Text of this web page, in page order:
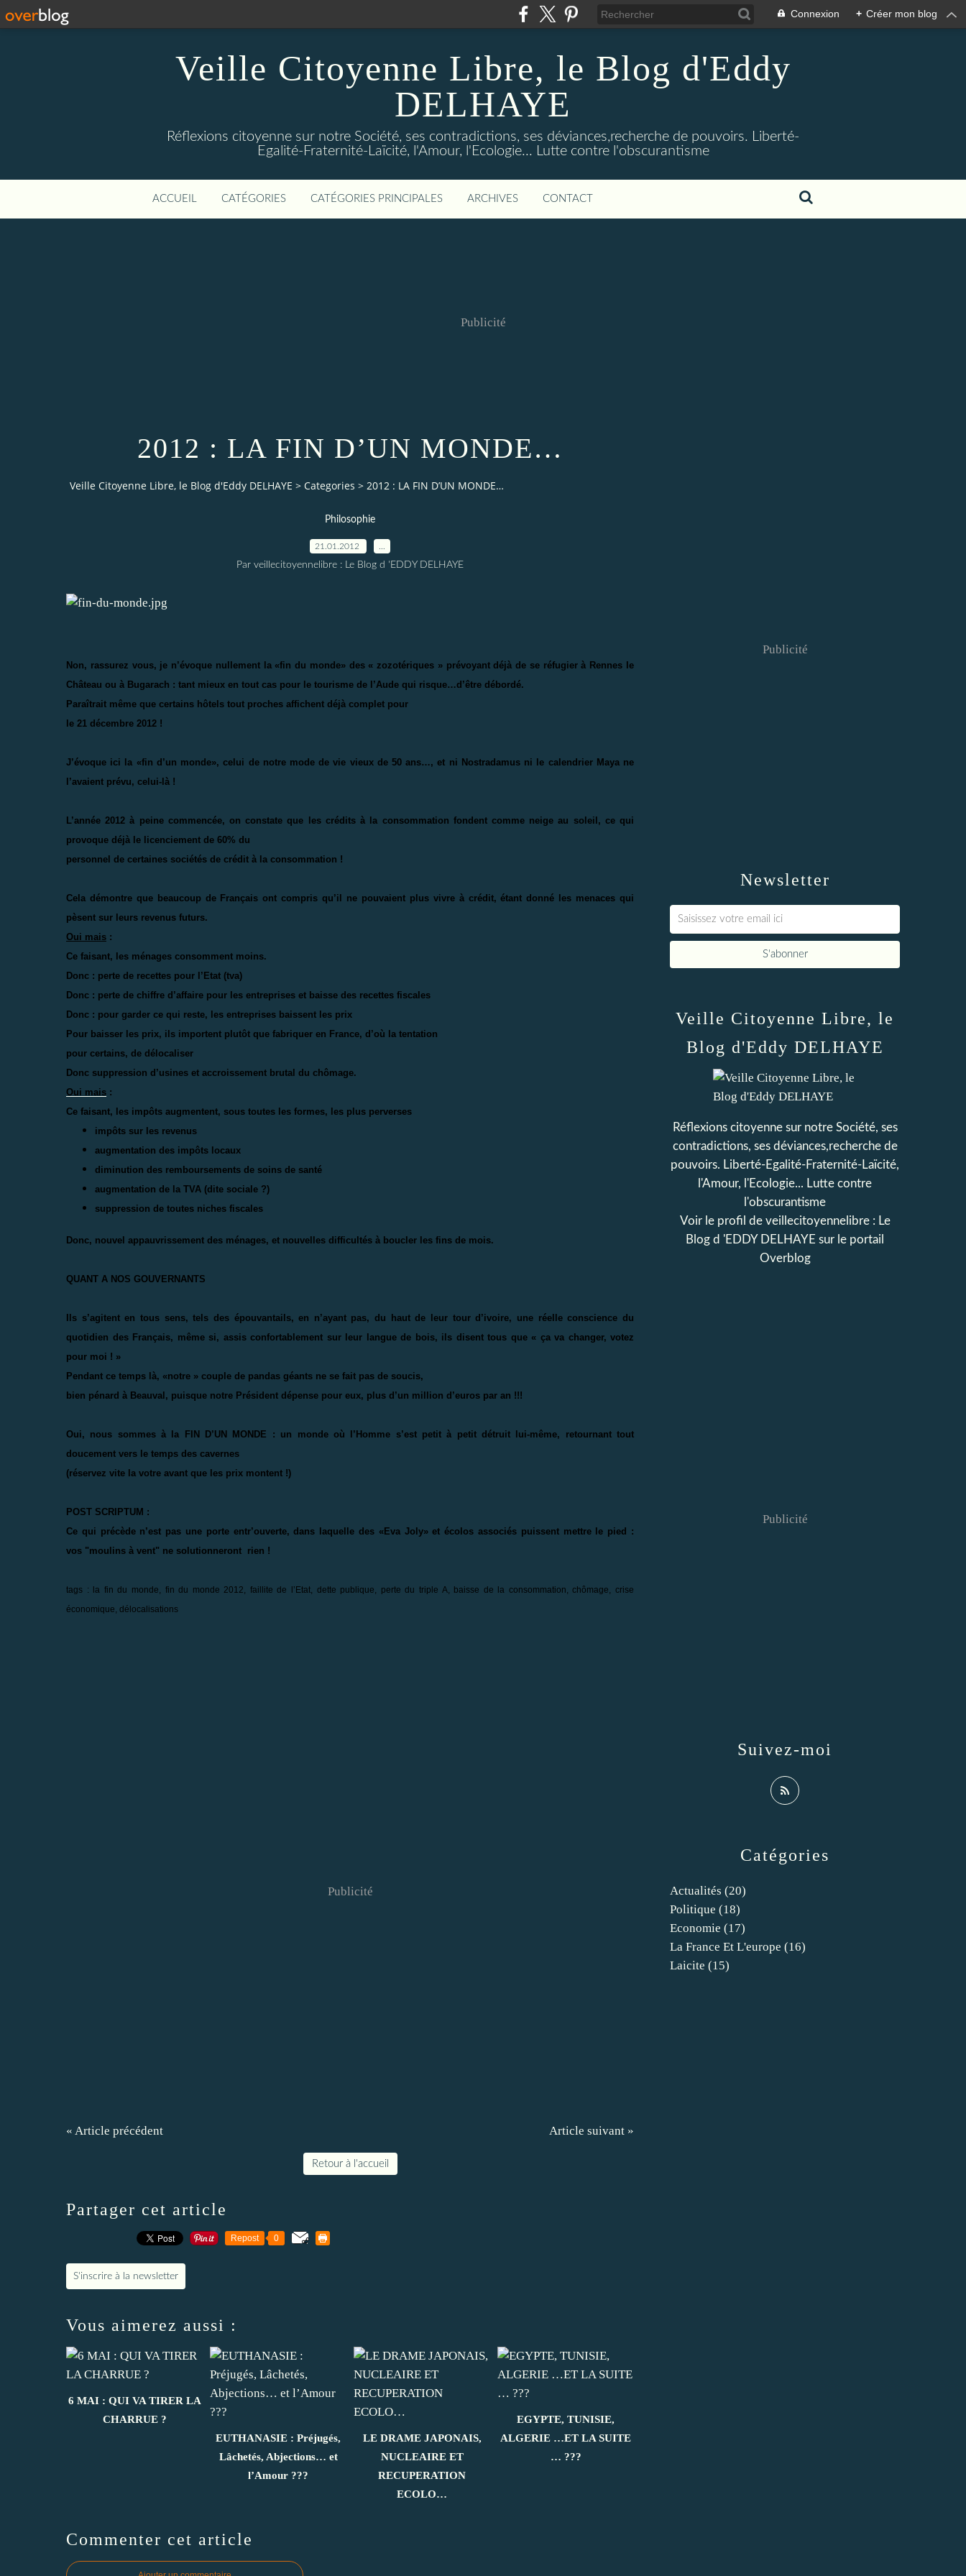
Connexion + Créer mon blog
Veille Citoyenne Libre, le Blog d'Eddy
DELHAYE
Réflexions citoyenne sur notre Société, ses contradictions, ses déviances,recherche de pouvoirs. Liberté-
Egalité-Fraternité-Laïcité, l'Amour, l'Ecologie... Lutte contre l'obscurantisme
ACCUEIL CATÉGORIES CATÉGORIES PRINCIPALES ARCHIVES CONTACT
Publicité
2012 : LA FIN D’UN MONDE…
Veille Citoyenne Libre, le Blog d'Eddy DELHAYE > Categories > 2012 : LA FIN D’UN MONDE…
Philosophie
21.01.2012
Par veillecitoyennelibre : Le Blog d 'EDDY DELHAYE
Non, rassurez vous, je n’évoque nullement la «fin du monde» des « zozotériques » prévoyant déjà de se réfugier à Rennes le
Château ou à Bugarach : tant mieux en tout cas pour le tourisme de l’Aude qui risque…d’être débordé.
Paraîtrait même que certains hôtels tout proches affichent déjà complet pour
le 21 décembre 2012 !
J’évoque ici la «fin d’un monde», celui de notre mode de vie vieux de 50 ans…, et ni Nostradamus ni le calendrier Maya ne
l’avaient prévu, celui-là !
L’année 2012 à peine commencée, on constate que les crédits à la consommation fondent comme neige au soleil, ce qui
provoque déjà le licenciement de 60% du
personnel de certaines sociétés de crédit à la consommation !
Cela démontre que beaucoup de Français ont compris qu’il ne pouvaient plus vivre à crédit, étant donné les menaces qui
pèsent sur leurs revenus futurs.
Oui mais :
Ce faisant, les ménages consomment moins.
Donc : perte de recettes pour l’Etat (tva)
Donc : perte de chiffre d’affaire pour les entreprises et baisse des recettes fiscales
Donc : pour garder ce qui reste, les entreprises baissent les prix
Pour baisser les prix, ils importent plutôt que fabriquer en France, d’où la tentation
pour certains, de délocaliser
Donc suppression d’usines et accroissement brutal du chômage.
Oui mais :
Ce faisant, les impôts augmentent, sous toutes les formes, les plus perverses
impôts sur les revenus
augmentation des impôts locaux
diminution des remboursements de soins de santé
augmentation de la TVA (dite sociale ?)
suppression de toutes niches fiscales
Donc, nouvel appauvrissement des ménages, et nouvelles difficultés à boucler les fins de mois.
QUANT A NOS GOUVERNANTS
Ils s’agitent en tous sens, tels des épouvantails, en n’ayant pas, du haut de leur tour d’ivoire, une réelle conscience du
quotidien des Français, même si, assis confortablement sur leur langue de bois, ils disent tous que « ça va changer, votez
pour moi ! »
Pendant ce temps là, «notre » couple de pandas géants ne se fait pas de soucis,
bien pénard à Beauval, puisque notre Président dépense pour eux, plus d’un million d’euros par an !!!
Oui, nous sommes à la FIN D’UN MONDE : un monde où l’Homme s’est petit à petit détruit lui-même, retournant tout
doucement vers le temps des cavernes
(réservez vite la votre avant que les prix montent !)
POST SCRIPTUM :
Ce qui précède n’est pas une porte entr’ouverte, dans laquelle des «Eva Joly» et écolos associés puissent mettre le pied :
vos "moulins à vent" ne solutionneront rien !
tags : la fin du monde, fin du monde 2012, faillite de l’Etat, dette publique, perte du triple A, baisse de la consommation, chômage, crise
économique, délocalisations
Publicité
« Article précédent Article suivant »
Retour à l'accueil
Partager cet article
Repost 0
S'inscrire à la newsletter
Vous aimerez aussi :
6 MAI : QUI VA TIRER LA
CHARRUE ?
EUTHANASIE : Préjugés,
Lâchetés, Abjections… et
l’Amour ???
LE DRAME JAPONAIS,
NUCLEAIRE ET
RECUPERATION
ECOLO…
EGYPTE, TUNISIE,
ALGERIE …ET LA SUITE
… ???
Commenter cet article
Newsletter
Publicité
Catégories
Actualités (20)
Politique (18)
Economie (17)
La France Et L'europe (16)
Laicite (15)
Veille Citoyenne Libre, le
Blog d'Eddy DELHAYE
Réflexions citoyenne sur notre Société, ses
contradictions, ses déviances,recherche de
pouvoirs. Liberté-Egalité-Fraternité-Laïcité,
l'Amour, l'Ecologie... Lutte contre
l'obscurantisme
Voir le profil de veillecitoyennelibre : Le
Blog d 'EDDY DELHAYE sur le portail
Overblog
Suivez-moi
Publicité